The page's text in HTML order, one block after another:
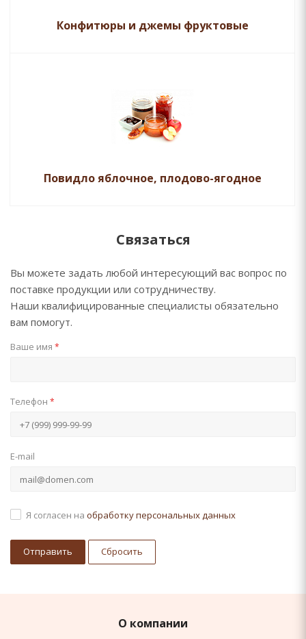
Конфитюры и джемы фруктовые
Повидло яблочное, плодово-ягодное
Связаться
Вы можете задать любой интересующий вас вопрос по
поставке продукции или сотрудничеству.
Наши квалифицированные специалисты обязательно
вам помогут.
Ваше имя *
Телефон *
E-mail
Я согласен на обработку персональных данных
Сбросить
О компании